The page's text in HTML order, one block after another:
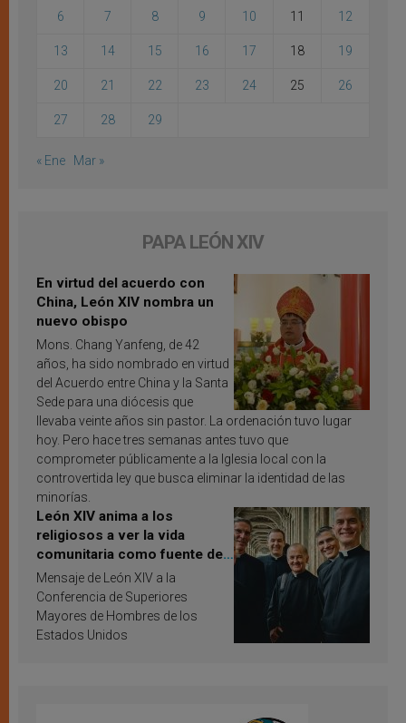
6 7 8 9 10 11 12
13 14 15 16 17 18 19
20 21 22 23 24 25 26
27 28 29
« Ene Mar »
PAPA LEÓN XIV
En virtud del acuerdo con
China, León XIV nombra un
nuevo obispo
Mons. Chang Yanfeng, de 42
años, ha sido nombrado en virtud
del Acuerdo entre China y la Santa
Sede para una diócesis que
llevaba veinte años sin pastor. La ordenación tuvo lugar
hoy. Pero hace tres semanas antes tuvo que
comprometer públicamente a la Iglesia local con la
controvertida ley que busca eliminar la identidad de las
minorías.
León XIV anima a los
religiosos a ver la vida
comunitaria como fuente de
inspiración y santificación
Mensaje de León XIV a la
Conferencia de Superiores
Mayores de Hombres de los
Estados Unidos